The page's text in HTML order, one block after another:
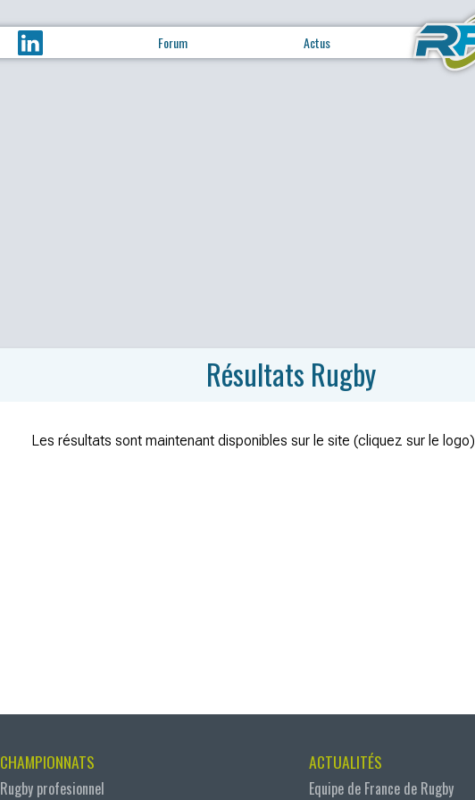
Forum Actus
Résultats Rugby
Les résultats sont maintenant disponibles sur le site (cliquez sur le logo)
CHAMPIONNATS
Rugby profesionnel
ACTUALITÉS
Equipe de France de Rugby